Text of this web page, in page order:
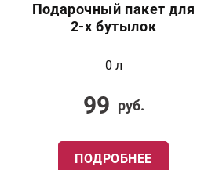
Подарочный пакет для
2-х бутылок
0 л
99 руб.
ПОДРОБНЕЕ